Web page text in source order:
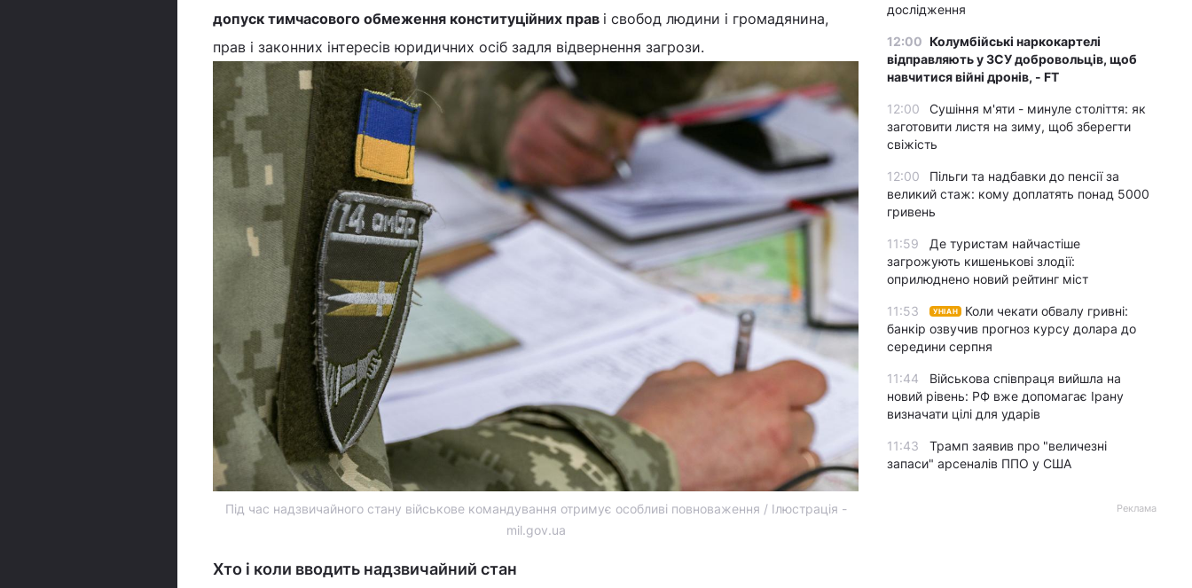
допуск тимчасового обмеження конституційних прав і свобод людини і громадянина,
прав і законних інтересів юридичних осіб задля відвернення загрози.
Під час надзвичайного стану військове командування отримує особливі повноваження / Ілюстрація -
mil.gov.ua
Хто і коли вводить надзвичайний стан
дослідження
12:00 Колумбійські наркокартелі
відправляють у ЗСУ добровольців, щоб
навчитися війні дронів, - FT
12:00
Сушіння м'яти - минуле століття: як
заготовити листя на зиму, щоб зберегти
свіжість
12:00
Пільги та надбавки до пенсії за
великий стаж: кому доплатять понад 5000
гривень
11:59
Де туристам найчастіше
загрожують кишенькові злодії:
оприлюднено новий рейтинг міст
11:53 УНІАН
Коли чекати обвалу гривні:
банкір озвучив прогноз курсу долара до
середини серпня
11:44
Військова співпраця вийшла на
новий рівень: РФ вже допомагає Ірану
визначати цілі для ударів
11:43
Трамп заявив про "величезні
запаси" арсеналів ППО у США
Реклама